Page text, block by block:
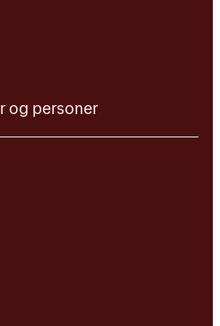
og personer